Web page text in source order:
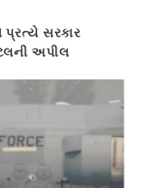
પ્રત્યે સરકાર
અપીલ